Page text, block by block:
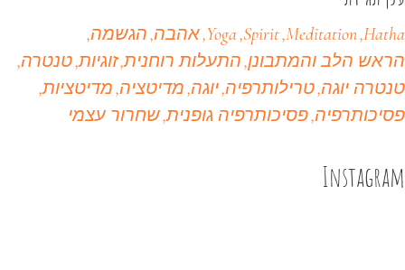
Hatha
Meditation
Spirit
Yoga אהבה הגשמה
הראש הלב והמתבונן התעלות רוחנית זוגיות טנטרה
טנטרה יוגה טרילותרפיה יוגה מדיטציה מדיטציות
פסיכותרפיה פסיכותרפיה גופנית שחרור עצמי
Instagram